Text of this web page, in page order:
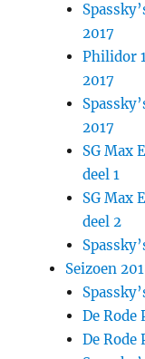
2017
Philidor
2017
2017
SG Max
deel 1
SG Max
deel 2
Seizoen
De Rode
De Rode